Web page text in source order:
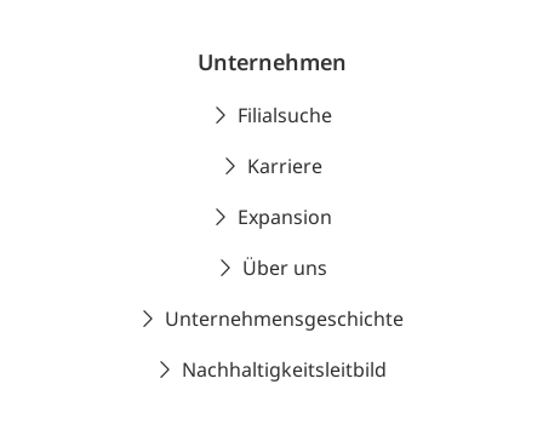
Unternehmen
Filialsuche
Karriere
Expansion
Über uns
Unternehmensgeschichte
Nachhaltigkeitsleitbild